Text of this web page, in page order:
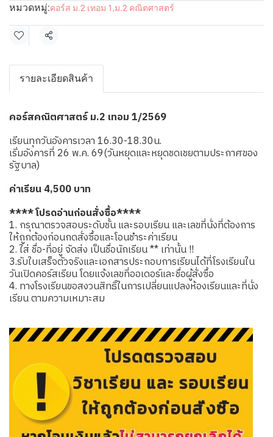
หมวดหมู่:คอร์ส ม.2 เทอม 1 ,ม.2 คณิตศาสตร์
แชร์
รายละเอียดสินค้า
คอร์สคณิตศาสตร์ ม.2 เทอม 1/2569
เรียนทุกวันอังคารเวลา 16.30-18.30น.
เริ่มอังคารที่ 26 พ.ค. 69(วันหยุดและหยุดชดเชยตามประกาศของ
รัฐบาล)
ค่าเรียน 4,500 บาท
**** โปรดอ่านก่อนสั่งซื้อ****
1. กรุณาตรวจสอบระดับชั้น และรอบเรียน และเลขที่นั่งที่ต้องการ
ให้ถูกต้องก่อนกดสั่งซื้อและโอนชำระค่าเรียน
2. ใส่ ชื่อ-ที่อยู่ จัดส่ง เป็นชื่อนักเรียน ** เท่านั้น !!
3.รับใบเสร็จตัวจริงและเอกสารประกอบการเรียนได้ที่โรงเรียนใน
วันเปิดคอร์สเรียน โดยแจ้งเลขที่ออเดอร์และชื่อผู้สั่งซื้อ
4. ทางโรงเรียนขอสงวนสิทธิ์ในการเปลี่ยนแปลงห้องเรียนและที่นั่ง
เรียน ตามความเหมาะสม